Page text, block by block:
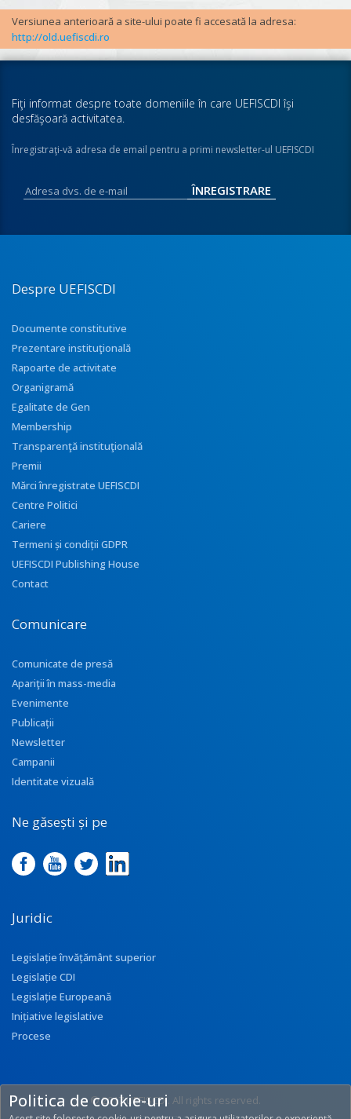
Versiunea anterioară a site-ului poate fi accesată la adresa:
http://old.uefiscdi.ro
Fiţi informat despre toate domeniile în care UEFISCDI îşi
desfăşoară activitatea.
Înregistraţi-vă adresa de email pentru a primi newsletter-ul UEFISCDI
Despre UEFISCDI
Documente constitutive
Prezentare instituţională
Rapoarte de activitate
Organigramă
Egalitate de Gen
Membership
Transparenţă instituţională
Premii
Mărci înregistrate UEFISCDI
Centre Politici
Cariere
Termeni și condiții GDPR
UEFISCDI Publishing House
Contact
Comunicare
Comunicate de presă
Apariţii în mass-media
Evenimente
Publicații
Newsletter
Campanii
Identitate vizuală
Ne găsești și pe
Juridic
Legislație învățământ superior
Legislație CDI
Legislație Europeană
Inițiative legislative
Procese
© 2017 UEFISCDI. All rights reserved.
Politica de cookie-uri